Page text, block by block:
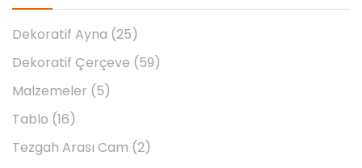
Dekoratif Ayna (25)
Dekoratif Çerçeve (59)
Malzemeler (5)
Tablo (16)
Tezgah Arası Cam (2)